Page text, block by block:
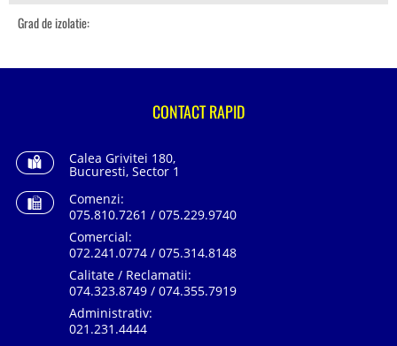
Grad de izolatie:
CONTACT RAPID
Calea Grivitei 180,
Bucuresti, Sector 1
Comenzi:
075.810.7261 / 075.229.9740
Comercial:
072.241.0774 / 075.314.8148
Calitate / Reclamatii:
074.323.8749 / 074.355.7919
Administrativ:
021.231.4444